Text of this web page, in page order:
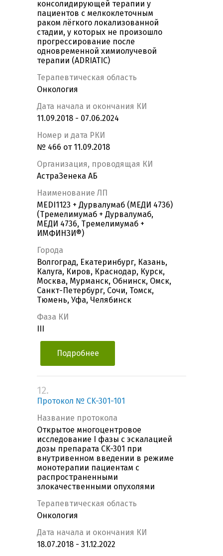
консолидирующей терапии у
пациентов с мелкоклеточным
раком лёгкого локализованной
стадии, у которых не произошло
прогрессирование после
одновременной химиолучевой
терапии (ADRIATIC)
Терапевтическая область
Онкология
Дата начала и окончания КИ
11.09.2018 - 07.06.2024
Номер и дата РКИ
№ 466 от 11.09.2018
Организация, проводящая КИ
АстраЗенека АБ
Наименование ЛП
MEDI1123 + Дурвалумаб (МЕДИ 4736)
(Тремелимумаб + Дурвалумаб,
МЕДИ 4736, Тремелимумаб +
ИМФИНЗИ®)
Города
Волгоград, Екатеринбург, Казань,
Калуга, Киров, Краснодар, Курск,
Москва, Мурманск, Обнинск, Омск,
Санкт-Петербург, Сочи, Томск,
Тюмень, Уфа, Челябинск
Фаза КИ
Подробнее
12.
Протокол № CK-301-101
Название протокола
Открытое многоцентровое
исследование I фазы с эскалацией
дозы препарата CK-301 при
внутривенном введении в режиме
монотерапии пациентам с
распространенными
злокачественными опухолями
Терапевтическая область
Онкология
Дата начала и окончания КИ
18.07.2018 - 31.12.2022